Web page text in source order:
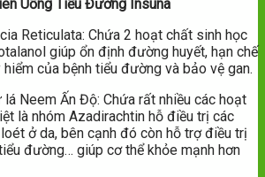
Uống Tiểu Đường Insuna
Reticulata: Chứa 2 hoạt chất sinh học
giúp ổn định đường huyết, hạn chế
của bệnh tiểu đường và bảo vệ gan.
Neem Ấn Độ: Chứa rất nhiều các hoạt
là nhóm Azadirachtin hỗ điều trị các
ở da, bên cạnh đó còn hỗ trợ điều trị
đường… giúp cơ thể khỏe mạnh hơn